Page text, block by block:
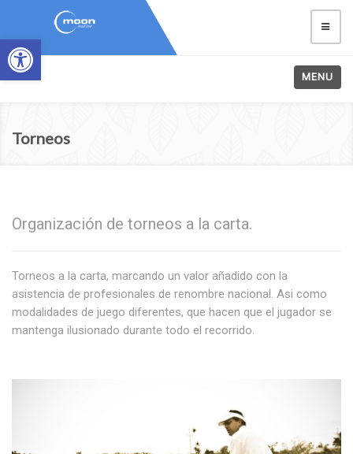
Abrir barra de herramientas
MENU
Torneos
Organización de torneos a la carta.
Torneos a la carta, marcando un valor añadido con la
asistencia de profesionales de renombre nacional. Asi como
modalidades de juego diferentes, que hacen que el jugador se
mantenga ilusionado durante todo el recorrido.